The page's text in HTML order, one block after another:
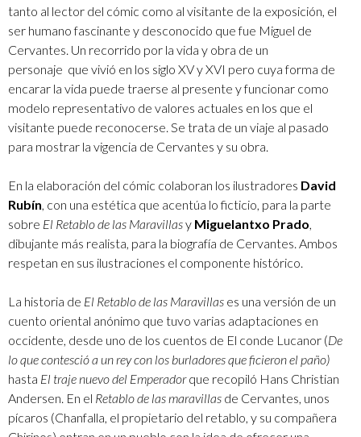
tanto al lector del cómic como al visitante de la exposición, el
ser humano fascinante y desconocido que fue Miguel de
Cervantes. Un recorrido por la vida y obra de un
personaje que vivió en los siglo XV y XVI pero cuya forma de
encarar la vida puede traerse al presente y funcionar como
modelo representativo de valores actuales en los que el
visitante puede reconocerse. Se trata de un viaje al pasado
para mostrar la vigencia de Cervantes y su obra.
En la elaboración del cómic colaboran los ilustradores David
Rubín , con una estética que acentúa lo ficticio, para la parte
sobre El Retablo de las Maravillasy Miguelantxo Prado
dibujante más realista, para la biografía de Cervantes. Ambos
respetan en sus ilustraciones el componente histórico.
La historia de El Retablo de las Maravillas es una versión de un
cuento oriental anónimo que tuvo varias adaptaciones en
occidente, desde uno de los cuentos de El conde Lucanor (De
lo que contesció a un rey con los burladores que ficieron el paño)
hasta El traje nuevo del Emperadorque recopiló Hans Christian
Andersen. En el Retablo de las maravillas de Cervantes, unos
pícaros (Chanfalla, el propietario del retablo, y su compañera